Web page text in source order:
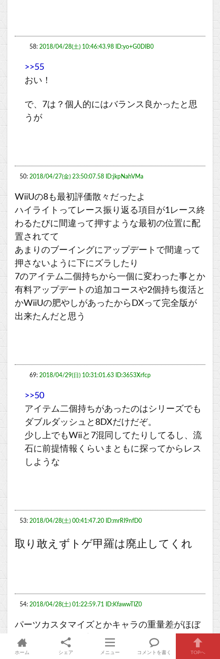
58: 2018/04/28(土) 10:46:43.98 ID:yo+G0DIB0
>>55
おい！
で、7は？個人的にはバランス良かったと思
うが
50: 2018/04/27(金) 23:50:07.58 ID:jkpNahVMa
WiiUの8も最初評価散々だったよ
ハイライトってレース振り返る項目が1レース終
わるたびに間違って押すような最初の位置に配
置されてて
あまりのブーイングにアップデートで間違って
押さないように下にズラしたり
7のアイテム二個持ちから一個に変わった事とか
有料アップデートの追加コースや2個持ち復活と
かWiiUの肥やしがあったからDXって完全版が
出来たんだと思う
69: 2018/04/29(日) 10:31:01.63 ID:3653Xrfcp
>>50
アイテム二個持ちがあったのはシリーズでも
ダブルダッシュと8DXだけだぞ。
少し上でもWiiと7混同してたりしてるし、流
石に前提情報くらいまともに探ってからレス
しような
53: 2018/04/28(土) 00:41:47.20 ID:mrRI9nfD0
取り敢えずトゲ甲羅は廃止してくれ
54: 2018/04/28(土) 01:22:59.71 ID:KfawwTIZ0
パーツカスタマイズとかキャラの重量差がほぼ
一択になるのは改善してほしい
見た目だけで性能は全部いっしょでもいいけど
ホーム シェア メニュー コメントを書く TOPへ